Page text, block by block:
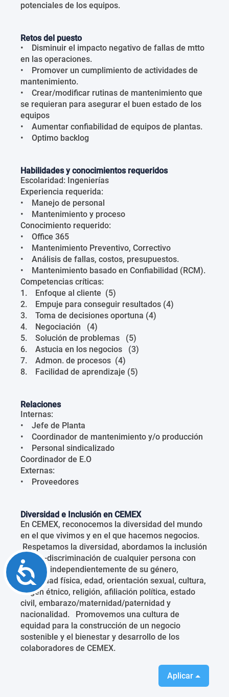
Accessibility
potenciales de los equipos.
Retos del puesto
• Disminuir el impacto negativo de fallas de mtto
en las operaciones.
• Promover un cumplimiento de actividades de
mantenimiento.
• Crear/modificar rutinas de mantenimiento que
se requieran para asegurar el buen estado de los
equipos
• Aumentar confiabilidad de equipos de plantas.
• Optimo backlog
Habilidades y conocimientos requeridos
Escolaridad: Ingenierías
Experiencia requerida:
• Manejo de personal
• Mantenimiento y proceso
Conocimiento requerido:
• Office 365
• Mantenimiento Preventivo, Correctivo
• Análisis de fallas, costos, presupuestos.
• Mantenimiento basado en Confiabilidad (RCM).
Competencias críticas:
1. Enfoque al cliente (5)
2. Empuje para conseguir resultados (4)
3. Toma de decisiones oportuna (4)
4. Negociación (4)
5. Solución de problemas (5)
6. Astucia en los negocios (3)
7. Admon. de procesos (4)
8. Facilidad de aprendizaje (5)
Relaciones
Internas:
• Jefe de Planta
• Coordinador de mantenimiento y/o producción
• Personal sindicalizado
Coordinador de E.O
Externas:
• Proveedores
Diversidad e Inclusión en CEMEX
En CEMEX, reconocemos la diversidad del mundo
en el que vivimos y en el que hacemos negocios.
Respetamos la diversidad, abordamos la inclusión
y la no-discriminación de cualquier persona con
talento, independientemente de su género,
capacidad física, edad, orientación sexual, cultura,
origen étnico, religión, afiliación política, estado
civil, embarazo/maternidad/paternidad y
nacionalidad. Promovemos una cultura de
equidad para la construcción de un negocio
sostenible y el bienestar y desarrollo de los
colaboradores de CEMEX.
Aplicar